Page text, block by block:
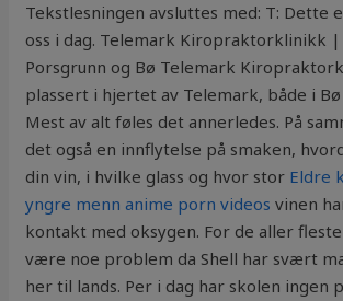
Tekstlesningen avsluttes med: T: Dette
oss i dag. Telemark Kiropraktorklinikk
Porsgrunn og Bø Telemark
plassert i hjertet av Telemark, både i
Mest av alt føles det annerledes. På
det også en innflytelse på smaken,
din vin, i hvilke glass og hvor stor Eldre
yngre menn anime porn videos vinen
kontakt med oksygen. For de aller
være noe problem da Shell har svært
her til lands. Per i dag har skolen ingen